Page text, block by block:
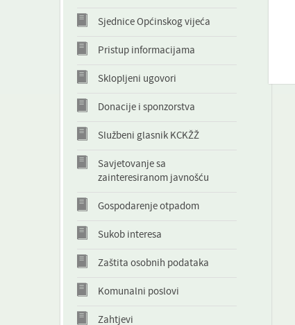
Sjednice Općinskog vijeća
Pristup informacijama
Sklopljeni ugovori
Donacije i sponzorstva
Službeni glasnik KCKŽŽ
Savjetovanje sa
zainteresiranom javnošću
Gospodarenje otpadom
Sukob interesa
Zaštita osobnih podataka
Komunalni poslovi
Zahtjevi